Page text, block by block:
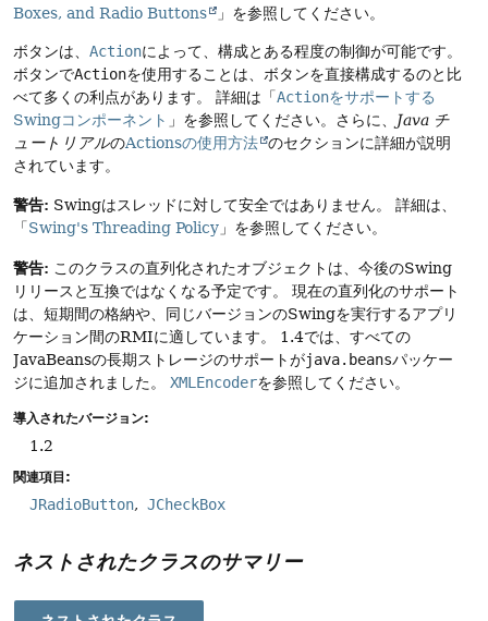
Boxes, and Radio Buttons
」を参照してください。
ボタンは、 Actionによって、構成とある程度の制御が可能です。
ボタンでActionを使用することは、ボタンを直接構成するのと比
べて多くの利点があります。
詳細は「Actionをサポートする
Swingコンポーネント 」を参照してください。さらに、 Java チ
ュートリアルのActionsの使用方法 のセクションに詳細が説明
されています。
警告: Swingはスレッドに対して安全ではありません。
詳細は、
「Swing's Threading Policy 」を参照してください。
警告: このクラスの直列化されたオブジェクトは、今後のSwing
リリースと互換ではなくなる予定です。
現在の直列化のサポート
は、短期間の格納や、同じバージョンのSwingを実行するアプリ
ケーション間のRMIに適しています。
1.4では、すべての
JavaBeansの長期ストレージのサポートがjava.beansパッケー
ジに追加されました。
XMLEncoderを参照してください。
導入されたバージョン:
1.2
関連項目:
JRadioButton JCheckBox
ネストされたクラスのサマリー